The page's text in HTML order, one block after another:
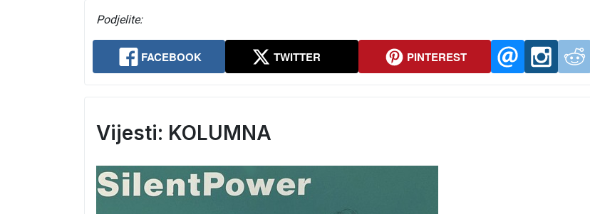
Podjelite:
FACEBOOK TWITTER PINTEREST
Vijesti: KOLUMNA